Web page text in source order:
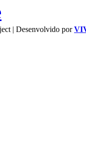
| Desenvolvido por